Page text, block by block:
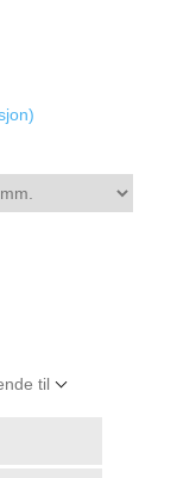
til